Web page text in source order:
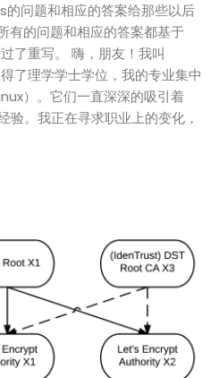
问题和相应的答案给那些以后
有的问题和相应的答案都基于
了重写。 嗨，朋友！我叫
了理学学士学位，我的专业集中
）。它们一直深深的吸引着
验。我正在寻求职业上的变化，